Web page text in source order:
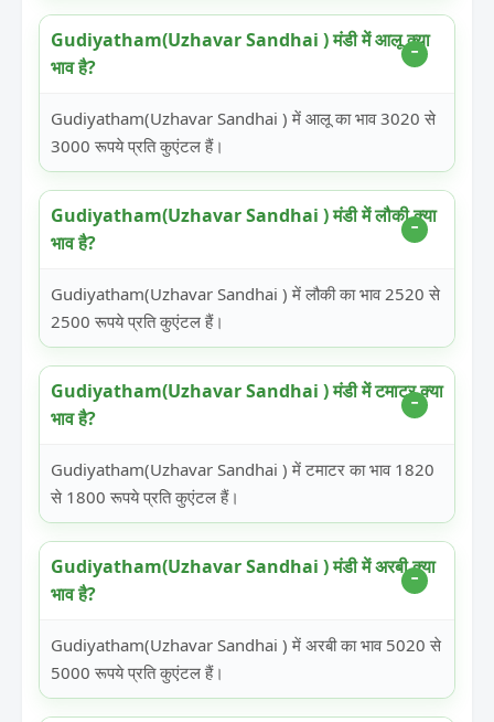
Gudiyatham(Uzhavar Sandhai ) मंडी में आलू क्या
भाव है?
Gudiyatham(Uzhavar Sandhai ) में आलू का भाव 3020 से
3000 रूपये प्रति कुएंटल हैं।
Gudiyatham(Uzhavar Sandhai ) मंडी में लौकी क्या
भाव है?
Gudiyatham(Uzhavar Sandhai ) में लौकी का भाव 2520 से
2500 रूपये प्रति कुएंटल हैं।
Gudiyatham(Uzhavar Sandhai ) मंडी में टमाटर क्या
भाव है?
Gudiyatham(Uzhavar Sandhai ) में टमाटर का भाव 1820
से 1800 रूपये प्रति कुएंटल हैं।
Gudiyatham(Uzhavar Sandhai ) मंडी में अरबी क्या
भाव है?
Gudiyatham(Uzhavar Sandhai ) में अरबी का भाव 5020 से
5000 रूपये प्रति कुएंटल हैं।